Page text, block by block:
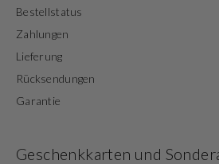
Bestellstatus
Zahlungen
Lieferung
Rücksendungen
Garantie
Geschenkkarten und